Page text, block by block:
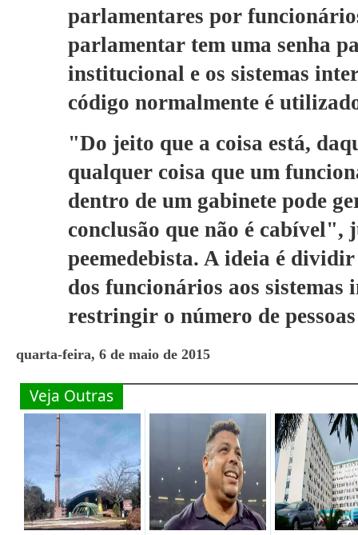
parlamentares por
parlamentar tem uma senha
institucional e os sistemas
código normalmente é
"Do jeito que a coisa está,
qualquer coisa que um
dentro de um gabinete pode
conclusão que não é cabível",
peemedebista. A ideia é dividir
dos funcionários aos sistemas
restringir o número de
quarta-feira, 6 de maio de 2015
Veja Outras